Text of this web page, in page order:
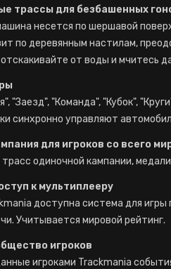
трассы для безбашенных
несется по шершавой
по деревянным настилам,
от воды и мчитесь
"Заезд", "Команда", "Кубок",
синхронно управляют
для игроков со всего
одиночной кампании,
к мультиплееру
доступна система для
Учитывается мировой рейтинг.
игроков
игроками Trackmania